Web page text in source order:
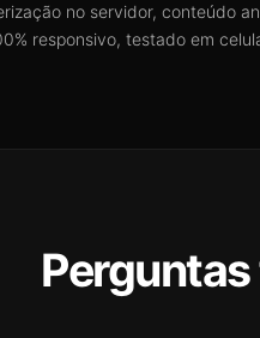
no servidor, conteúdo
responsivo, testado em